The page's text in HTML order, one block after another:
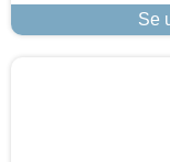
Se